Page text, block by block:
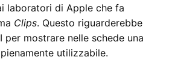
laboratori di Apple che fa
Clips. Questo riguarderebbe
per mostrare nelle schede una
utilizzabile.